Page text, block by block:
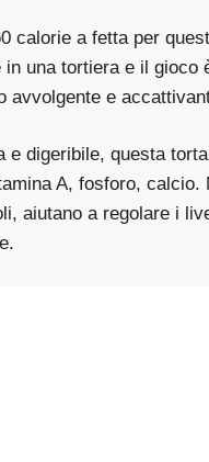
calorie a fetta per
in una tortiera e il gioco
avvolgente e
e digeribile, questa
A, fosforo,
aiutano a regolare i